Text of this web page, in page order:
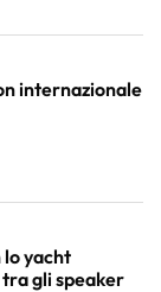
internazionale
lo yacht
gli speaker